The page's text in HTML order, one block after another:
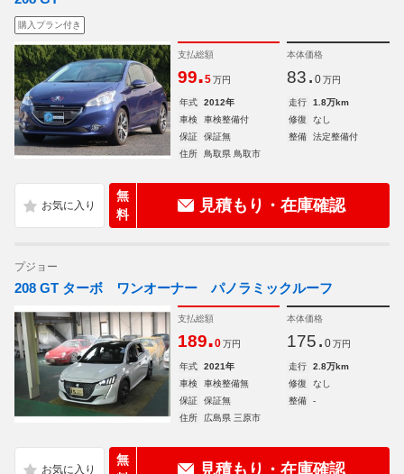
購入プラン付き
支払総額
99.5 万円
本体価格
83. 0 万円
年式 2012年 走行
1.8万km
車検
車検整備付 修復
なし
保証
保証無 整備
法定整備付
住所
鳥取県 鳥取市
無
料
見積もり・在庫確認
プジョー
208 GT ターボ ワンオーナー パノラミックルーフ
支払総額
189.0 万円
本体価格
175. 0 万円
年式 2021年 走行
2.8万km
車検
車検整備無 修復
なし
保証
保証無 整備
-
住所
広島県 三原市
無
見積もり・在庫確認